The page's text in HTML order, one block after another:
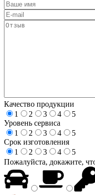
Качество продукции
1
2 3 4
5
Уровень сервиса
1
2 3 4
5
Срок изготовления
1
2 3 4
5
Пожалуйста, докажите,